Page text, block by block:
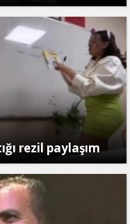
rezil paylaşım